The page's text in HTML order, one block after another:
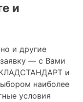
и
и другие
— с Вами
и
наиболее
условия